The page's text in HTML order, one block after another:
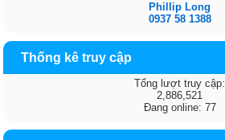
Phillip Long
0937 58 1388
Thống kê truy cập
Tổng lượt truy cập:
2,886,521
Đang online: 77